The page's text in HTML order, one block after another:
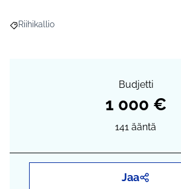
Rajaa tulokset aihepiirin mukaan: Riihikallio
Riihikallio
Budjetti
1 000 €
141 ääntä
Jaa